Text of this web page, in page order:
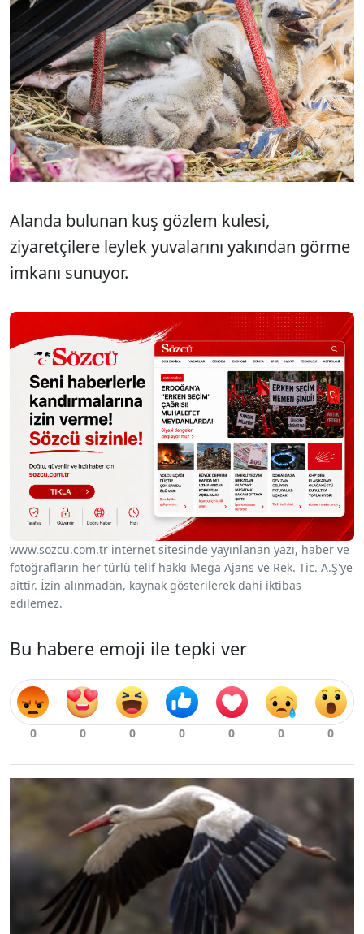
Alanda bulunan kuş gözlem kulesi,
ziyaretçilere leylek yuvalarını yakından görme
imkanı sunuyor.
www.sozcu.com.tr internet sitesinde yayınlanan yazı, haber ve
fotoğrafların her türlü telif hakkı Mega Ajans ve Rek. Tic. A.Ş'ye
aittir. İzin alınmadan, kaynak gösterilerek dahi iktibas
edilemez.
Bu habere emoji ile tepki ver